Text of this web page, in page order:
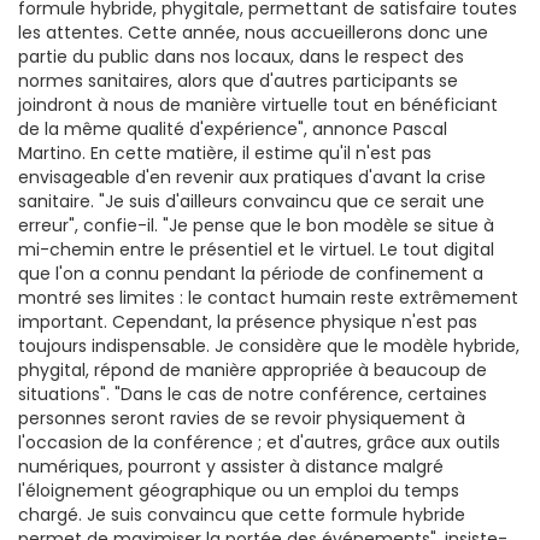
formule hybride, phygitale, permettant de satisfaire toutes
les attentes. Cette année, nous accueillerons donc une
partie du public dans nos locaux, dans le respect des
normes sanitaires, alors que d'autres participants se
joindront à nous de manière virtuelle tout en bénéficiant
de la même qualité d'expérience", annonce Pascal
Martino. En cette matière, il estime qu'il n'est pas
envisageable d'en revenir aux pratiques d'avant la crise
sanitaire. "Je suis d'ailleurs convaincu que ce serait une
erreur", confie-il. "Je pense que le bon modèle se situe à
mi-chemin entre le présentiel et le virtuel. Le tout digital
que l'on a connu pendant la période de confinement a
montré ses limites : le contact humain reste extrêmement
important. Cependant, la présence physique n'est pas
toujours indispensable. Je considère que le modèle hybride,
phygital, répond de manière appropriée à beaucoup de
situations". "Dans le cas de notre conférence, certaines
personnes seront ravies de se revoir physiquement à
l'occasion de la conférence ; et d'autres, grâce aux outils
numériques, pourront y assister à distance malgré
l'éloignement géographique ou un emploi du temps
chargé. Je suis convaincu que cette formule hybride